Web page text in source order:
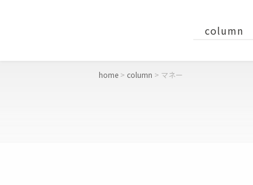
column
home column マネー